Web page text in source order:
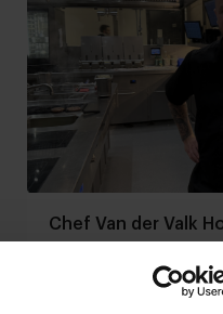
Chef Van der Valk
bereidingstijd,
Danny van ‘t Veld: “We